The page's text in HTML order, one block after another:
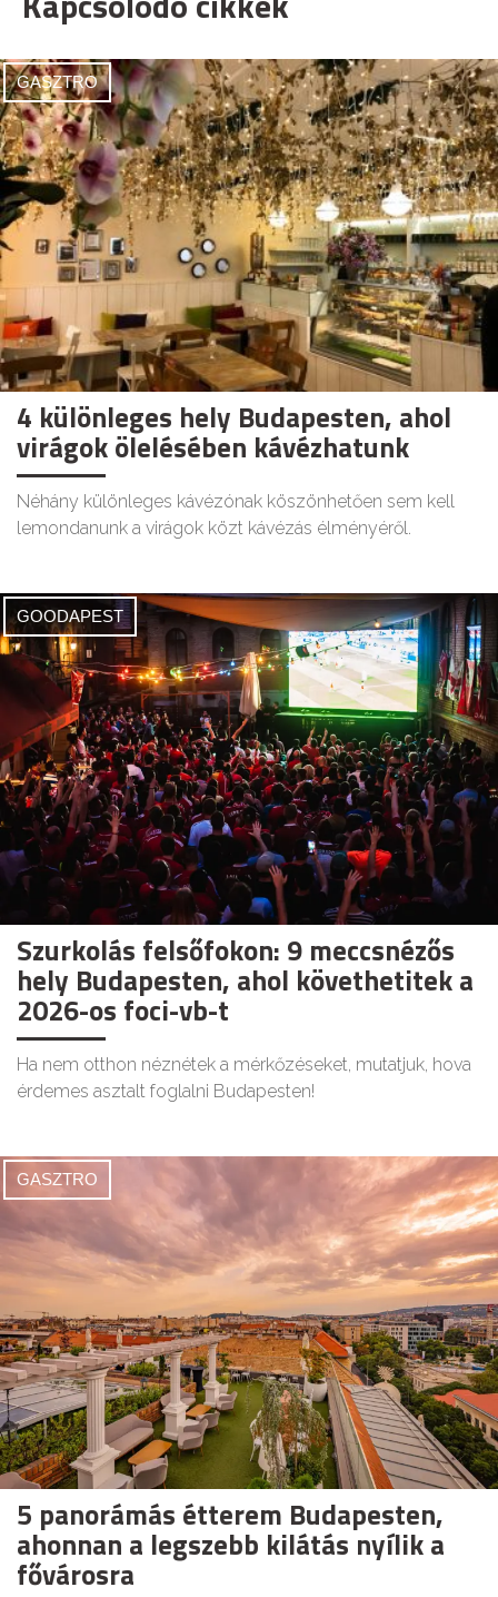
GASZTRO
4 különleges hely Budapesten, ahol
virágok ölelésében kávézhatunk
Néhány különleges kávézónak köszönhetően sem kell
lemondanunk a virágok közt kávézás élményéről.
GOODAPEST
Szurkolás felsőfokon: 9 meccsnézős
hely Budapesten, ahol követhetitek a
2026-os foci-vb-t
Ha nem otthon néznétek a mérkőzéseket, mutatjuk, hova
érdemes asztalt foglalni Budapesten!
GASZTRO
5 panorámás étterem Budapesten,
ahonnan a legszebb kilátás nyílik a
fővárosra